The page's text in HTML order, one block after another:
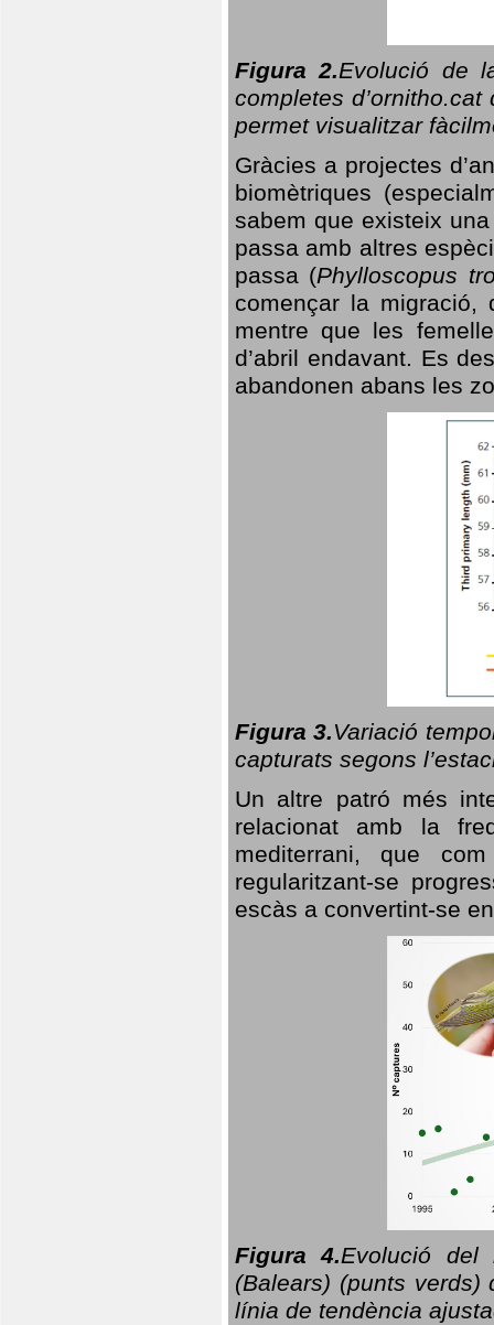
Figura 2.Evolució de
completes
permet visualitzar
Gràcies a projectes
biomètriques
sabem que existeix
passa amb altres
passa (Phylloscopus
començar la migració,
mentre que les
d’abril endavant. Es
abandonen abans les
Figura 3.Variació
capturats segons
Un altre patró més
relacionat amb la
mediterrani, que
regularitzant-se
escàs a convertint-se
Figura 4.Evolució del
(Balears) (punts
línia de tendència